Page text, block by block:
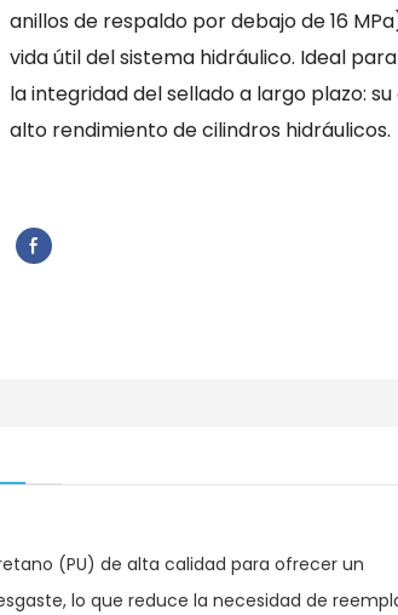
anillos de respaldo por debajo de 16
vida útil del sistema hidráulico. Ideal
la integridad del sellado a largo plazo:
alto rendimiento de cilindros hidráulicos.
(PU) de alta calidad para ofrecer un
lo que reduce la necesidad de